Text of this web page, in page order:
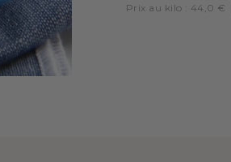
Prix au kilo : 44,0 €